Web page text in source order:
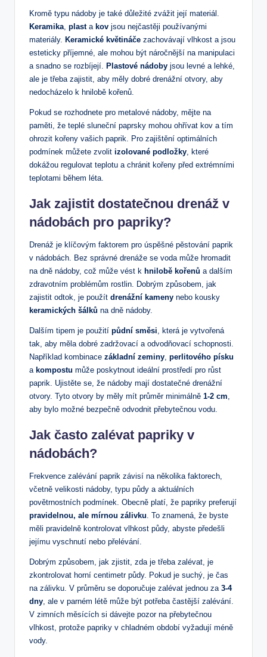
Kromě typu nádoby je také důležité zvážit její materiál.
Keramika, plasta kov jsou nejčastěji používanými
materiály. Keramické květináče zachovávají vlhkost a jsou
esteticky příjemné, ale mohou být náročnější na manipulaci
a snadno se rozbíjejí. Plastové nádoby jsou levné a lehké,
ale je třeba zajistit, aby měly dobré drenážní otvory, aby
nedocházelo k hnilobě kořenů.
Pokud se rozhodnete pro metalové nádoby, mějte na
paměti, že teplé sluneční paprsky mohou ohřívat kov a tím
ohrozit kořeny vašich paprik. Pro zajištění optimálních
podmínek můžete zvolit izolované podložky, které
dokážou regulovat teplotu a chránit kořeny před extrémními
teplotami během léta.
Jak zajistit dostatečnou drenáž v
nádobách pro papriky?
Drenáž je klíčovým faktorem pro úspěšné pěstování paprik
v nádobách. Bez správné drenáže se voda může hromadit
na dně nádoby, což může vést k hnilobě kořenů a dalším
zdravotním problémům rostlin. Dobrým způsobem, jak
zajistit odtok, je použít drenážní kameny nebo kousky
keramických šálků na dně nádoby.
Dalším tipem je použití půdní směsi, která je vytvořená
tak, aby měla dobré zadržovací a odvodňovací schopnosti.
Například kombinace základní zeminy, perlitového písku
a kompostu může poskytnout ideální prostředí pro růst
paprik. Ujistěte se, že nádoby mají dostatečné drenážní
otvory. Tyto otvory by měly mít průměr minimálně 1-2 cm,
aby bylo možné bezpečně odvodnit přebytečnou vodu.
Jak často zalévat papriky v
nádobách?
Frekvence zalévání paprik závisí na několika faktorech,
včetně velikosti nádoby, typu půdy a aktuálních
povětrnostních podmínek. Obecně platí, že papriky preferují
pravidelnou, ale mírnou zálivku. To znamená, že byste
měli pravidelně kontrolovat vlhkost půdy, abyste předešli
jejímu vyschnutí nebo přelévání.
Dobrým způsobem, jak zjistit, zda je třeba zalévat, je
zkontrolovat horní centimetr půdy. Pokud je suchý, je čas
na zálivku. V průměru se doporučuje zalévat jednou za 3-4
dny, ale v parném létě může být potřeba častější zalévání.
V zimních měsících si dávejte pozor na přebytečnou
vlhkost, protože papriky v chladném období vyžadují méně
vody.